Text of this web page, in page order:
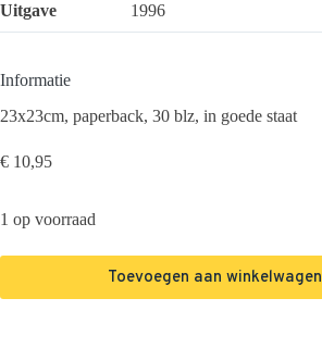
Uitgave
1996
Informatie
23x23cm, paperback, 30 blz, in goede staat
€ 10,95
1 op voorraad
Toevoegen aan winkelwagen